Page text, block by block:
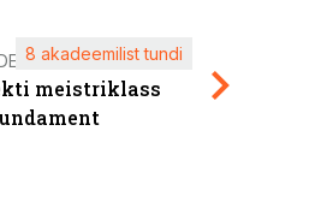
meistriklass
8 akadeemilist tundi